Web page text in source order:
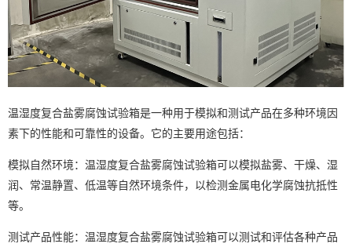
温湿度复合盐雾腐蚀试验箱是一种用于模拟和测试产品在多种环境因
素下的性能和可靠性的设备。它的主要用途包括：
模拟自然环境：温湿度复合盐雾腐蚀试验箱可以模拟盐雾、干燥、湿
润、常温静置、低温等自然环境条件，以检测金属电化学腐蚀抗抵性
等。
测试产品性能：温湿度复合盐雾腐蚀试验箱可以测试和评估各种产品